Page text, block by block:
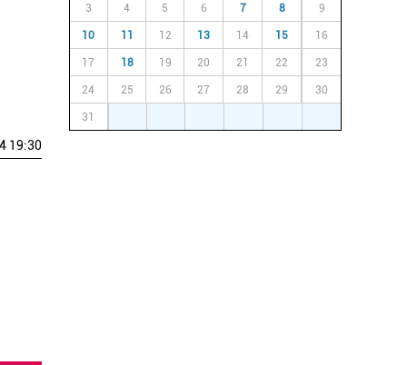
19:30
3 4 5 6 7 8 9
10 11 12 13 14 15 16
17 18 19 20 21 22 23
24 25 26 27 28 29 30
31